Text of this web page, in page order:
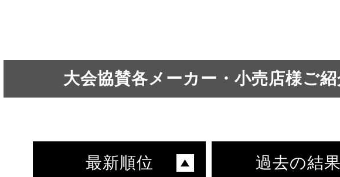
大会協賛各メーカー・小売店様ご
最新順位 過去の結